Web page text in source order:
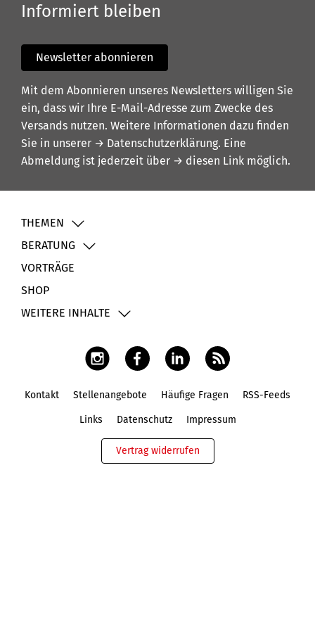
Informiert bleiben
Newsletter abonnieren
Mit dem Abonnieren unseres Newsletters willigen Sie
ein, dass wir Ihre E-Mail-Adresse zum Zwecke des
Versands nutzen. Weitere Informationen dazu finden
Sie in unserer → Datenschutzerklärung. Eine
Abmeldung ist jederzeit über → diesen Link möglich.
THEMEN
BERATUNG
VORTRÄGE
SHOP
WEITERE INHALTE
Kontakt Stellenangebote Häufige Fragen RSS-Feeds
Links Datenschutz Impressum
Vertrag widerrufen